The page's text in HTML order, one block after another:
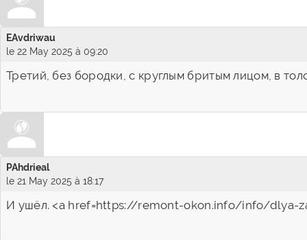
EAvdriwau
le 22 May 2025 à 09:20
Третий, без бородки, с круглым бритым лицом, в
PAhdrieal
le 21 May 2025 à 18:17
И ушёл. <a href=https://remont-okon.info/info/dlya-